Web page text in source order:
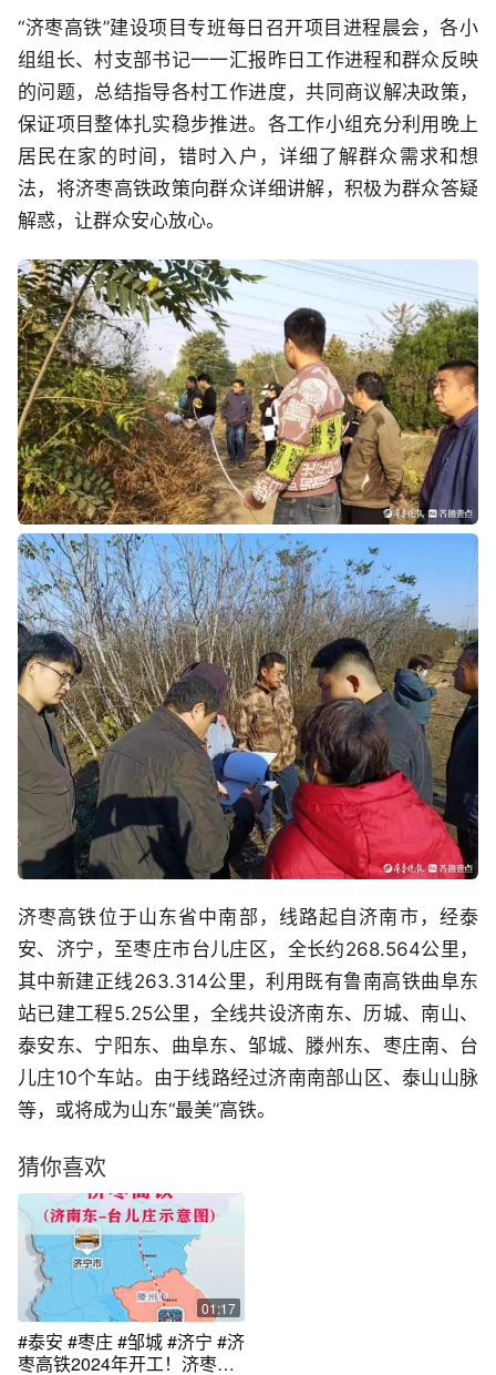
“济枣高铁”建设项目专班每日召开项目进程晨会，各小
组组长、村支部书记一一汇报昨日工作进程和群众反映
的问题，总结指导各村工作进度，共同商议解决政策，
保证项目整体扎实稳步推进。各工作小组充分利用晚上
居民在家的时间，错时入户，详细了解群众需求和想
法，将济枣高铁政策向群众详细讲解，积极为群众答疑
解惑，让群众安心放心。
济枣高铁位于山东省中南部，线路起自济南市，经泰
安、济宁，至枣庄市台儿庄区，全长约268.564公里，
其中新建正线263.314公里，利用既有鲁南高铁曲阜东
站已建工程5.25公里，全线共设济南东、历城、南山、
泰安东、宁阳东、曲阜东、邹城、滕州东、枣庄南、台
儿庄10个车站。由于线路经过济南南部山区、泰山山脉
等，或将成为山东“最美”高铁。
猜你喜欢
01:17
#泰安 #枣庄 #邹城 #济宁 #济
枣高铁2024年开工！济枣高